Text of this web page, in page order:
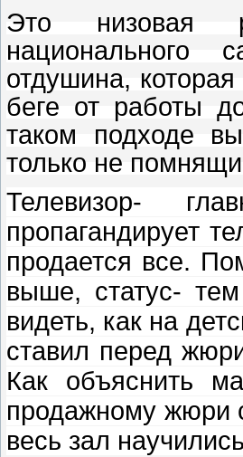
Это низовая
национального
отдушина,
беге от работы
таком подходе
только не
Телевизор-
пропагандирует
продается все.
выше, статус-
видеть, как на
ставил перед
Как объяснить
продажному жюри
весь зал